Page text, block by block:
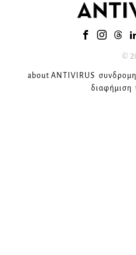
©
about ANTIVIRUS
διαφήμιση